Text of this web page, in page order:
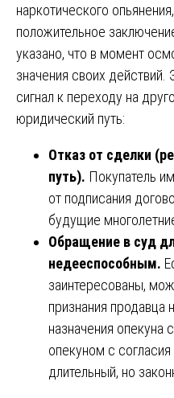
наркотического
положительное
указано, что в момент
значения своих действий.
сигнал к переходу на
юридический путь:
Отказ от сделки
путь). Покупатель
от подписания
будущие
Обращение в суд
недееспособным.
заинтересованы,
признания
назначения опекуна
опекуном с согласия
длительный, но